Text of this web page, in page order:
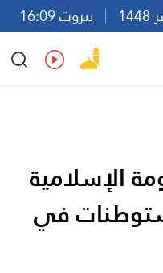
بيروت 16:09
Ar
En Fr Es
الإسلامية
في